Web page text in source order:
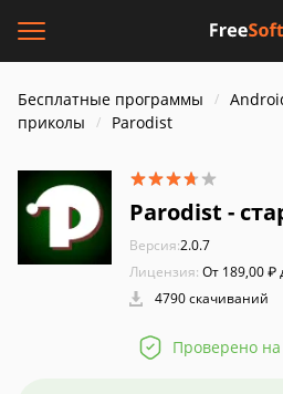
Бесплатные программы
приколы
Parodist
Parodist -
Версия:2.0.7
Лицензия: От 189,00 ₽
4790 скачиваний
Проверено